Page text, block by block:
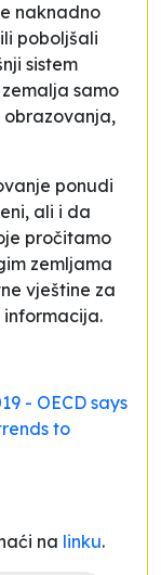
naknadno
poboljšali
sistem
samo
ponudi
ali i da
pročitamo
zemljama
vještine za
informacija.
- OECD says
to
na linku.